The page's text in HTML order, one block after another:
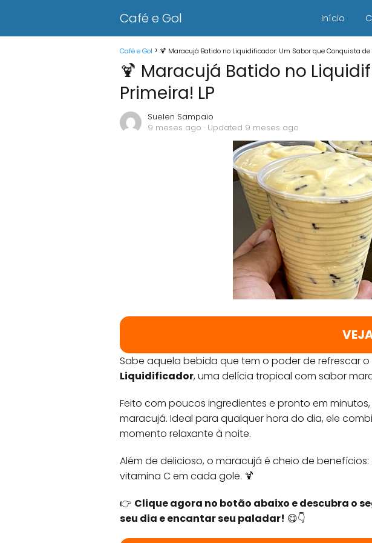
Café e Gol Início
Café e Gol 🍹 Maracujá Batido no Liquidificador: Um Sabor que Conquista de
🍹 Maracujá Batido no
Primeira! LP
Suelen Sampaio
9 meses ago · Updated 9 meses ago
Sabe aquela bebida que tem o poder de refrescar
Liquidificador, uma delícia tropical com sabor
Feito com poucos ingredientes e pronto em
maracujá. Ideal para qualquer hora do dia, ele
momento relaxante à noite.
Além de delicioso, o maracujá é cheio de
vitamina C em cada gole. 🍹
👉 Clique agora no botão abaixo e descubra o
seu dia e encantar seu paladar! 😋👇